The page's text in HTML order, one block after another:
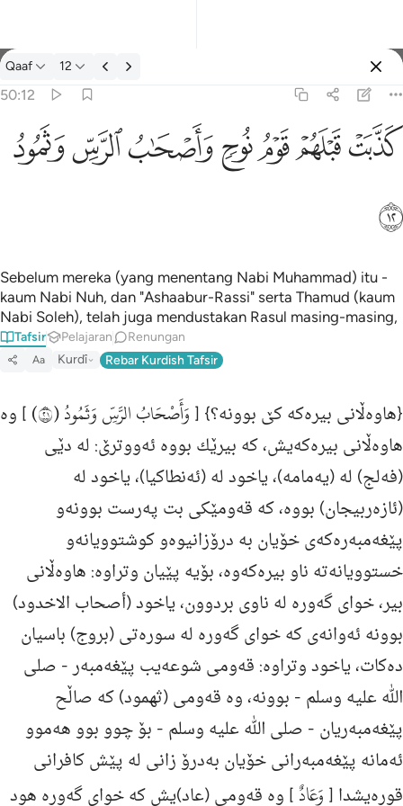
Tafsir: Qaaf 50:12
Qaaf 12
50:12
كذبت قبلهم قوم نوح واصحاب الرس وثمود ١٢
كَذَّبَتْ قَبْلَهُمْ قَوْمُ نُوحٍۢ وَأَصْحَـٰبُ ٱلرَّسِّ وَثَمُودُ ١٢
ﲫﲬﲭﲮﲯﲰﲱ
ﲲ
Sebelum mereka (yang menentang Nabi Muhammad) itu -
kaum Nabi Nuh, dan "Ashaabur-Rassi" serta Thamud (kaum
Nabi Soleh), telah juga mendustakan Rasul masing-masing,
Tafsir Pelajaran Renungan
Aa Kurdî Rebar Kurdish Tafsir
{هاوەڵانی بیرەكە كێ‌ بوونە؟} [ وَأَصْحَابُ الرَّسِّ وَثَمُودُ (١٢)
] وه‌
هاوه‌ڵانی بیره‌كه‌یش، كه‌ بیرێك بووه‌ ئه‌ووترێ: له‌ دێى
(فه‌لج) له‌ (یه‌مامه‌)، یاخود له‌ (ئه‌نطاكیا)، یاخود له‌
(ئازه‌ربیجان) بووه‌، كه‌ قه‌ومێكى بت په‌رست بوونه‌و
پێغه‌مبه‌ره‌كه‌ى خۆیان به‌ درۆزانیوه‌و كوشتوویانه‌و
خستوویانه‌ته‌ ناو بیره‌كه‌وه‌، بۆیه‌ پێیان وتراوه‌: هاوه‌ڵانی
بیر، خواى گه‌وره‌ له‌ ناوى بردوون، یاخود (أصحاب الاخدود)
بوونه‌ ئه‌وانه‌ى كه‌ خواى گه‌وره‌ له‌ سوره‌تى (بروج) باسیان
ده‌كات، یاخود وتراوه‌: قه‌ومی شوعه‌یب پێغه‌مبه‌ر - صلی
الله علیه وسلم - بوونه‌، وه‌ قه‌ومی (ثهمود) كه‌ صاڵح
پێغه‌مبه‌ریان - صلی الله علیه وسلم - بۆ چوو بوو هه‌موو
ئه‌مانه‌ پێغه‌مبه‌رانی خۆیان به‌درۆ زانی له‌ پێش كافرانی
قوڕه‌یشدا [ وَعَادٌ ] وه‌ قه‌ومی (عاد)یش كه‌ خوای گه‌وره‌ هود